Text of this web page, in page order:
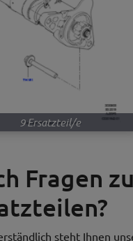
9 Ersatzteil/e
Fragen
steht Ihnen